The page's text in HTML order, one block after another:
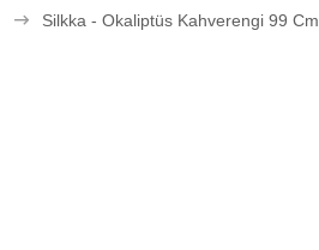
Silkka - Okaliptüs Kahverengi 99 Cm